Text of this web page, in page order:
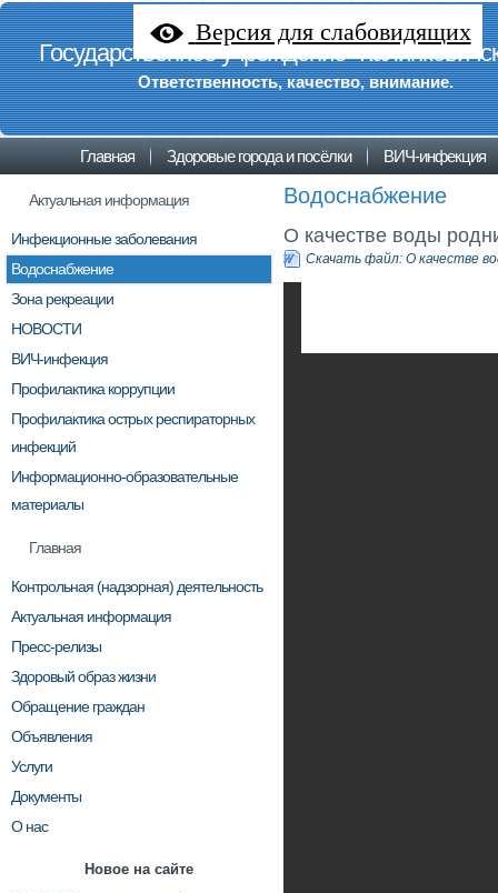
Версия для слабовидящих
Государственное учреждение
Ответственность, качество, внимание.
Главная Здоровые города и посёлки ВИЧ-инфекция
Актуальная информация
Инфекционные заболевания
Водоснабжение
Зона рекреации
НОВОСТИ
ВИЧ-инфекция
Профилактика коррупции
Профилактика острых респираторных
инфекций
Информационно-образовательные
материалы
Главная
Контрольная (надзорная) деятельность
Актуальная информация
Пресс-релизы
Здоровый образ жизни
Обращение граждан
Объявления
Услуги
Документы
О нас
Новое на сайте
Водоснабжение
О качестве воды
Скачать файл: О качестве